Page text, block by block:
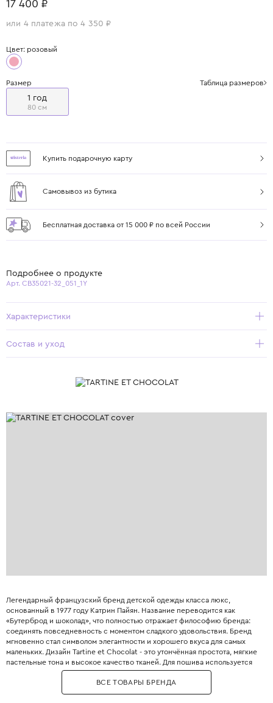
17 400 ₽
или 4 платежа по 4 350 ₽
Цвет: розовый
Размер Таблица размеров
1 год
80 см
Купить подарочную карту
Самовывоз из бутика
Бесплатная доставка от 15 000 ₽ по всей России
Подробнее о продукте
Арт. CB35021-32_051_1Y
Характеристики
Состав и уход
Легендарный французский бренд детской одежды класса люкс,
основанный в 1977 году Катрин Пайян. Название переводится как
«Бутерброд и шоколад», что полностью отражает философию бренда:
соединять повседневность с моментом сладкого удовольствия. Бренд
мгновенно стал символом элегантности и хорошего вкуса для самых
маленьких. Дизайн Tartine et Chocolat - это утончённая простота, мягкие
пастельные тона и высокое качество тканей. Для пошива используется
хлопок-пике, тонкая шерсть, кашемир, альпака и ангора, а также кружева
ручной работы. Особое место занимают церемониальные коллекции:
крестильные платья, костюмы для первого причастия и наряды на
ВСЕ ТОВАРЫ БРЕНДА